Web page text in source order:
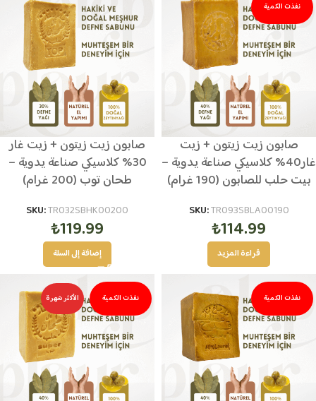
نفذت الكمية
صابون زيت زيتون + زيت
غار40% كلاسيكي صناعة يدوية –
بيت حلب للصابون (190 غرام)
SKU:TR093SBLA00190
₺114.99
قراءة المزيد
صابون زيت زيتون + زيت غار
30% كلاسيكي صناعة يدوية –
طحان توب (200 غرام)
SKU:TR032SBHK00200
₺119.99
إضافة إلى السلة
نفذت الكمية نفذت الكمية الأكثر شهرة